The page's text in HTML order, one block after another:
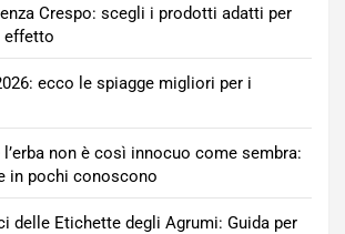
Crespo: scegli i prodotti adatti per
effetto
ecco le spiagge migliori per i
non è così innocuo come sembra:
in pochi conoscono
delle Etichette degli Agrumi: Guida per